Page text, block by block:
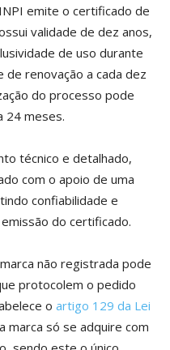
emite o certificado de
validade de dez anos,
de uso durante
renovação a cada dez
do processo pode
24 meses.
técnico e detalhado,
com o apoio de uma
confiabilidade e
do certificado.
não registrada pode
protocolem o pedido
o artigo 129 da Lei
marca só se adquire com